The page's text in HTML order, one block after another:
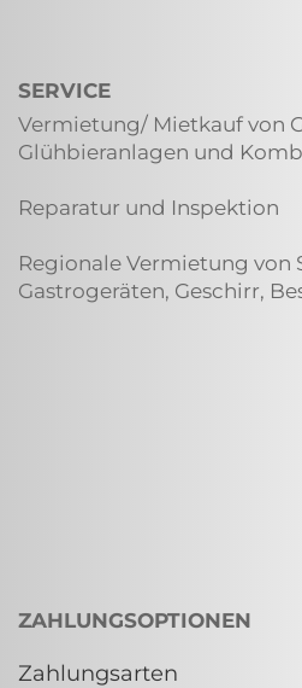
SERVICE
Vermietung/ Mietkauf von
Glühbieranlagen und
Reparatur und Inspektion
Regionale Vermietung von
Gastrogeräten, Geschirr,
ZAHLUNGSOPTIONEN
Zahlungsarten